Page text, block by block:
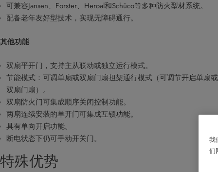
可兼容Jansen、Forster、Heroal和Schüco等多种防火型材系统。
配备老年友好型技术，实现无障碍通行。
其他功能
双扇平开门，支持主从联动或独立运行模式。
节能模式：可调单扇或双扇门扇担架通行模式（可调节开启单扇或
双扇门扇）​。
双扇防火门可集成顺序关闭控制功能。
两扇连续安装的单开门可集成互锁功能。
具有单向开启功能。
断电状态下仍可手动开关门。
特殊优势
我
们